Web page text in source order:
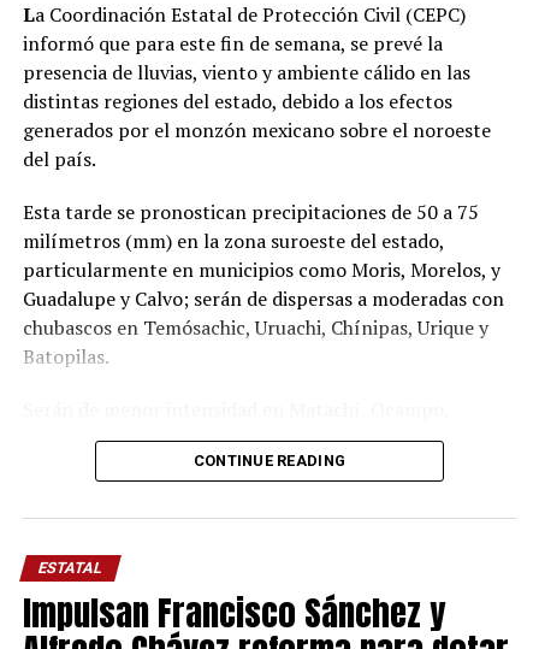
La Coordinación Estatal de Protección Civil (CEPC)
informó que para este fin de semana, se prevé la
presencia de lluvias, viento y ambiente cálido en las
distintas regiones del estado, debido a los efectos
generados por el monzón mexicano sobre el noroeste
del país.
Esta tarde se pronostican precipitaciones de 50 a 75
milímetros (mm) en la zona suroeste del estado,
particularmente en municipios como Moris, Morelos, y
Guadalupe y Calvo; serán de dispersas a moderadas con
chubascos en Temósachic, Uruachi, Chínipas, Urique y
Batopilas.
Maguarichi, Guachochi, Balleza, El Tule, Santa Bárbara y
Matamoros, condiciones que podrían incluir actividad
Para el domingo, en esa misma región se prevén lluvias
de 25 a 50 mm, con acumulados de moderados a
puntualmente fuertes en Morelos, y Guadalupe y Calvo.
CONTINUE READING
ESTATAL
Impulsan Francisco Sánchez y